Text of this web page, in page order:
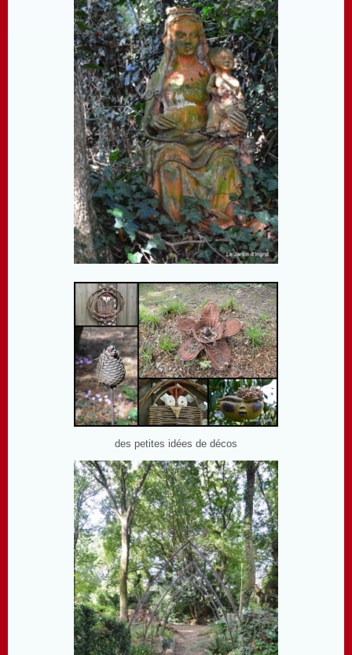
des petites idées de décos